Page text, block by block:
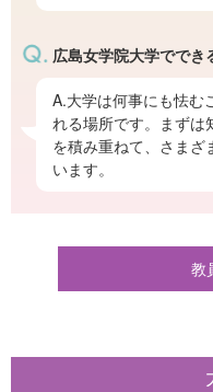
広島女学院大学でで
A.大学は何事にも怯む
れる場所です。まずは
を積み重ねて、さまざ
います。
教